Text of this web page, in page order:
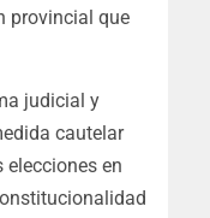
provincial que
judicial y
cautelar
en